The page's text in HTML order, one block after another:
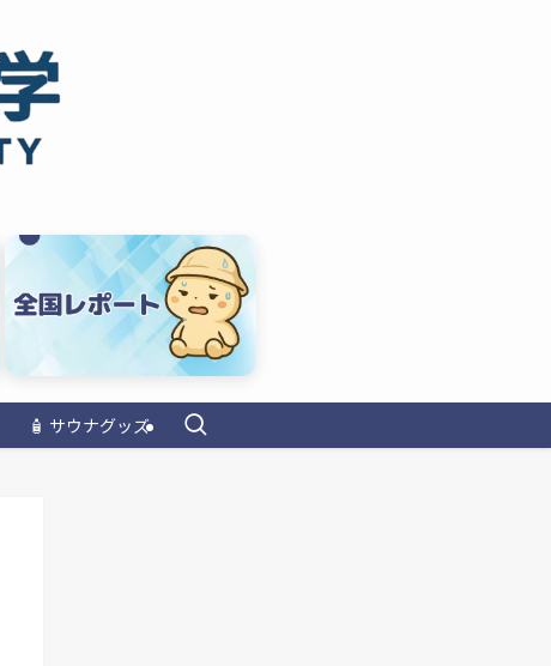
🧴 サウナグッズ